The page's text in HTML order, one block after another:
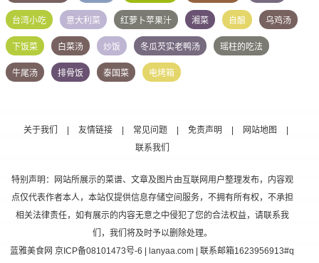
台湾小吃 意大利菜 红萝卜苹果汁 湘菜 自酿 乌鸡汤
下饭菜 白菜汤 炒饭 冬瓜芡实老鸭汤 瑶柱的吃法
牛尾汤 排骨饭 泰国菜 电烤箱
关于我们 | 友情链接 | 常见问题 | 免责声明 | 网站地图
|
联系我们
特别声明：网站所展示的菜谱、文章及图片由互联网用户整理发布，内容观
点仅代表作者本人，本站仅提供信息存储空间服务，不拥有所有权，不承担
相关法律责任，如有展示的内容无意之中侵犯了您的合法权益，请联系我
们，我们将及时予以删除处理。
蓝雅美食网 京ICP备08101473号-6 | lanyaa.com | 联系邮箱1623956913#q